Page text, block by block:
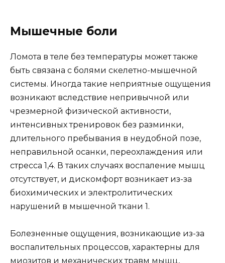
Мышечные боли
Ломота в теле без температуры может также
быть связана с болями скелетно-мышечной
системы. Иногда такие неприятные ощущения
возникают вследствие непривычной или
чрезмерной физической активности,
интенсивных тренировок без разминки,
длительного пребывания в неудобной позе,
неправильной осанки, переохлаждения или
стресса 1,4. В таких случаях воспаление мышц
отсутствует, и дискомфорт возникает из-за
биохимических и электролитических
нарушений в мышечной ткани 1.
Болезненные ощущения, возникающие из-за
воспалительных процессов, характерны для
миозитов и механических травм мышц,